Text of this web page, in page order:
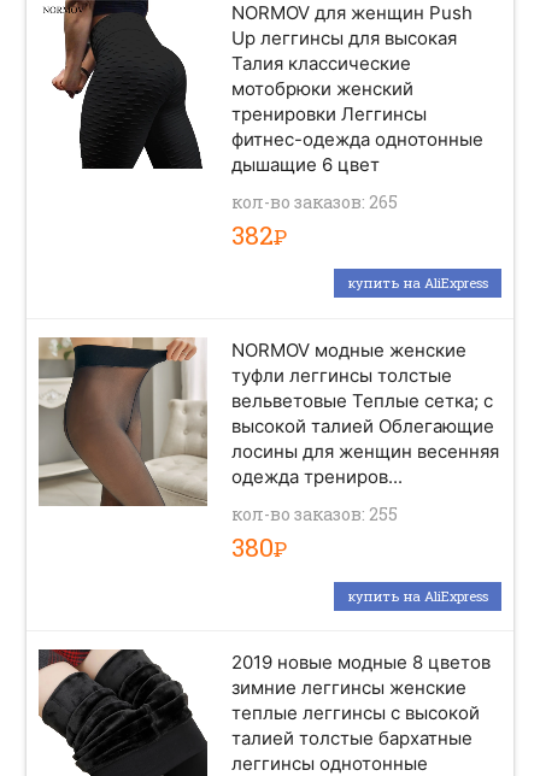
NORMOV для женщин Push
Up леггинсы для высокая
Талия классические
мотобрюки женский
тренировки Леггинсы
фитнес-одежда однотонные
дышащие 6 цвет
кол-во заказов: 265
382Р
купить на AliExpress
NORMOV модные женские
туфли леггинсы толстые
вельветовые Теплые сетка; с
высокой талией Облегающие
лосины для женщин весенняя
одежда трениров...
кол-во заказов: 255
380Р
купить на AliExpress
2019 новые модные 8 цветов
зимние леггинсы женские
теплые леггинсы с высокой
талией толстые бархатные
леггинсы однотонные